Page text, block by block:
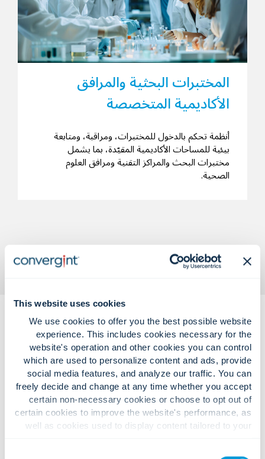
This website uses cookies
We use cookies to offer you the best possible website
experience. This includes cookies necessary for the
website's operation and other cookies you can control
which are used to personalize content and ads, provide
social media features, and analyze our traffic. You can
freely decide and change at any time whether you accept
certain non-necessary cookies or choose to opt out of
certain cookies to improve the website's performance, as
well as cookies used to display content tailored to your
المختبرات البحثية والمرافق
الأكاديمية المتخصصة
أنظمة تحكم بالدخول للمختبرات، ومراقبة، ومتابعة
بيئية للمساحات الأكاديمية المقيّدة، بما يشمل
مختبرات البحث والمراكز التقنية ومرافق العلوم
الصحية.
حلول موثوقة لتحديات السلامة المعقدة
في قطاع التعليم.